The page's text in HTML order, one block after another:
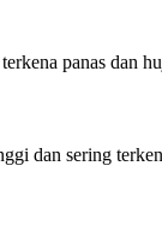
panas dan
dan sering